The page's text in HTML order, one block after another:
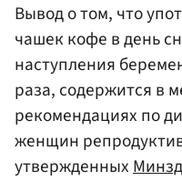
Вывод о том, что
чашек кофе в день
наступления
раза, содержится в
рекомендациях по
женщин
утвержденных